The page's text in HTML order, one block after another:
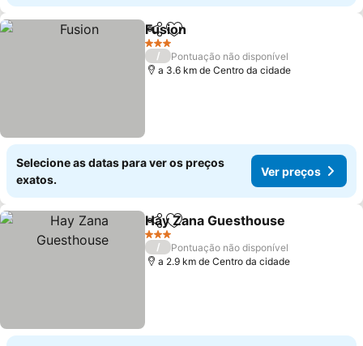
PartilharAdicionar aos favoritos
Fusion
3 Estrelas
/
Pontuação não disponível
a 3.6 km de Centro da cidade
Selecione as datas para ver os preços
exatos.
Ver preços
PartilharAdicionar aos favoritos
Hay Zana Guesthouse
3 Estrelas
/
Pontuação não disponível
a 2.9 km de Centro da cidade